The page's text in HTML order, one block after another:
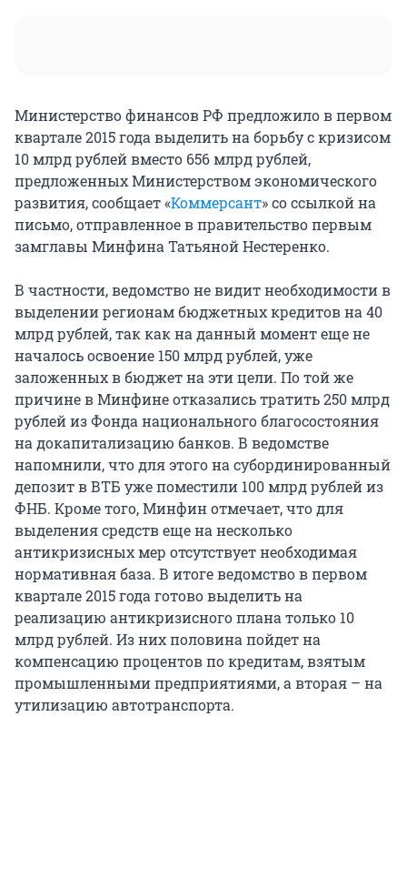
Министерство финансов РФ предложило в первом
квартале 2015 года выделить на борьбу с кризисом
10 млрд рублей вместо 656 млрд рублей,
предложенных Министерством экономического
развития, сообщает «Коммерсант» со ссылкой на
письмо, отправленное в правительство первым
замглавы Минфина Татьяной Нестеренко.
В частности, ведомство не видит необходимости в
выделении регионам бюджетных кредитов на 40
млрд рублей, так как на данный момент еще не
началось освоение 150 млрд рублей, уже
заложенных в бюджет на эти цели. По той же
причине в Минфине отказались тратить 250 млрд
рублей из Фонда национального благосостояния
на докапитализацию банков. В ведомстве
напомнили, что для этого на субординированный
депозит в ВТБ уже поместили 100 млрд рублей из
ФНБ. Кроме того, Минфин отмечает, что для
выделения средств еще на несколько
антикризисных мер отсутствует необходимая
нормативная база. В итоге ведомство в первом
квартале 2015 года готово выделить на
реализацию антикризисного плана только 10
млрд рублей. Из них половина пойдет на
компенсацию процентов по кредитам, взятым
промышленными предприятиями, а вторая – на
утилизацию автотранспорта.